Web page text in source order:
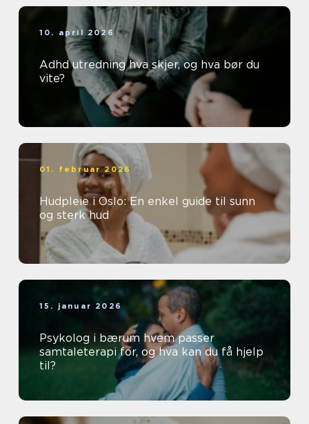
10. april 2026
Adhd utredning hva skjer, og hva bør du
vite?
01. februar 2026
Hudpleie i Oslo: En enkel guide til sunn
og sterk hud
15. januar 2026
Psykolog i bærum hvem passer
samtaleterapi for, og hva kan du få hjelp
til?